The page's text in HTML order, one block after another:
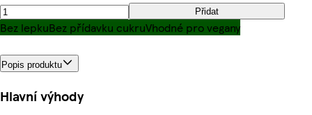
Přidat
Bez lepkuBez přídavku cukruVhodné pro vegany
Popis produktu
Hlavní výhody